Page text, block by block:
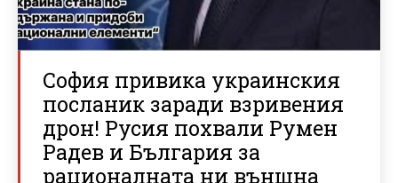
София привика украинския
посланик заради взривения
дрон! Русия похвали Румен
Радев и България за
рационалната ни външна